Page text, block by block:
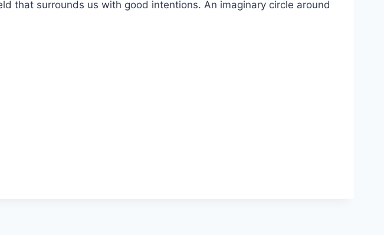
that surrounds us with good intentions. An imaginary circle around